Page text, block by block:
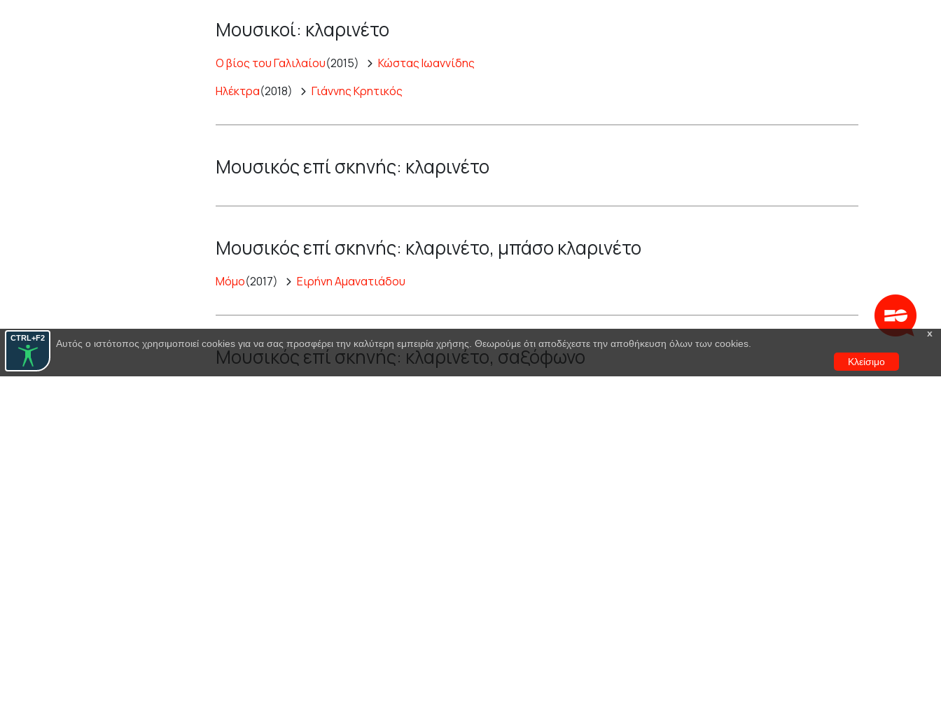
CTRL+F2
Μουσικοί: κλαρινέτο
Ο βίος του Γαλιλαίου(2015)
Κώστας Ιωαννίδης
Ηλέκτρα(2018) Γιάννης Κρητικός
Μουσικός επί σκηνής: κλαρινέτο
Μουσικός επί σκηνής: κλαρινέτο, μπάσο κλαρινέτο
Μόμο(2017) Ειρήνη Αμανατιάδου
Μουσικός επί σκηνής: κλαρινέτο, σαξόφωνο
x
Αυτός ο ιστότοπος χρησιμοποιεί cookies για να σας προσφέρει την καλύτερη εμπειρία χρήσης. Θεωρούμε ότι αποδέχεστε την αποθήκευση όλων των cookies.
Κλείσιμο